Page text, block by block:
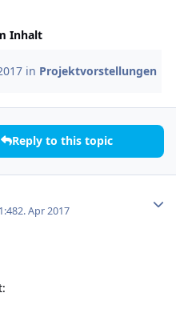
Inhalt
in Projektvorstellungen
Reply to this topic
2. Apr 2017